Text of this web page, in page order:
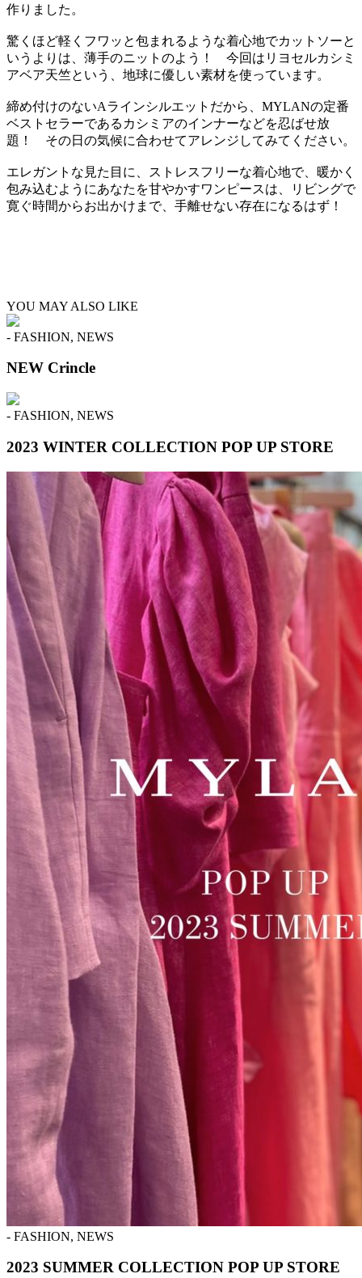
作りました。
驚くほど軽くフワッと包まれるような着心地でカットソーと
いうよりは、薄手のニットのよう！ 今回はリヨセルカシミ
アベア天竺という、地球に優しい素材を使っています。
締め付けのないAラインシルエットだから、MYLANの定番
ベストセラーであるカシミアのインナーなどを忍ばせ放
題！ その日の気候に合わせてアレンジしてみてください。
エレガントな見た目に、ストレスフリーな着心地で、暖かく
包み込むようにあなたを甘やかすワンピースは、リビングで
寛ぐ時間からお出かけまで、手離せない存在になるはず！
YOU MAY ALSO LIKE
- FASHION, NEWS
NEW Crincle
- FASHION, NEWS
2023 WINTER COLLECTION POP UP STORE
- FASHION, NEWS
2023 SUMMER COLLECTION POP UP STORE